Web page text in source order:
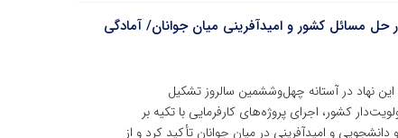
حل مسائل کشور و امیدآفرینی میان جوانان/ آمادگی
نهاد در آستانه چهل‌وششمین سالروز تشکیل
کشور، اجرای پروژه‌های کارفرمایی با تکیه بر
و امیدآفرینی در میان جوانان تأکید کرد و از